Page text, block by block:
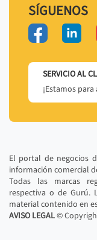
SÍGUENOS
SERVICIO AL
¡Estamos
El portal de negocios
información comercial
Todas las marcas
respectiva o de Gurú.
material contenido en
AVISO LEGAL©